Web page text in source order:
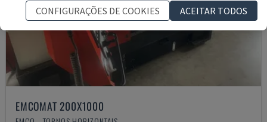
EMCOMAT 200X1000
CONFIGURAÇÕES DE COOKIES
ACEITAR TODOS